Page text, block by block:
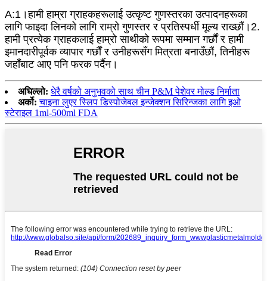
A:1।हामी हाम्रा ग्राहकहरूलाई उत्कृष्ट गुणस्तरका उत्पादनहरूका
लागि फाइदा लिनको लागि राम्रो गुणस्तर र प्रतिस्पर्धी मूल्य राख्छौं।2.
हामी प्रत्येक ग्राहकलाई हाम्रो साथीको रूपमा सम्मान गर्छौं र हामी
इमानदारीपूर्वक व्यापार गर्छौं र उनीहरूसँग मित्रता बनाउँछौं, तिनीहरू
जहाँबाट आए पनि फरक पर्दैन।
अघिल्लो: धेरै वर्षको अनुभवको साथ चीन P&M पेशेवर मोल्ड निर्माता
अर्को: चाइना लुएर स्लिप डिस्पोजेबल इन्जेक्शन सिरिन्जका लागि इओ
स्टेराइल 1ml-500ml FDA